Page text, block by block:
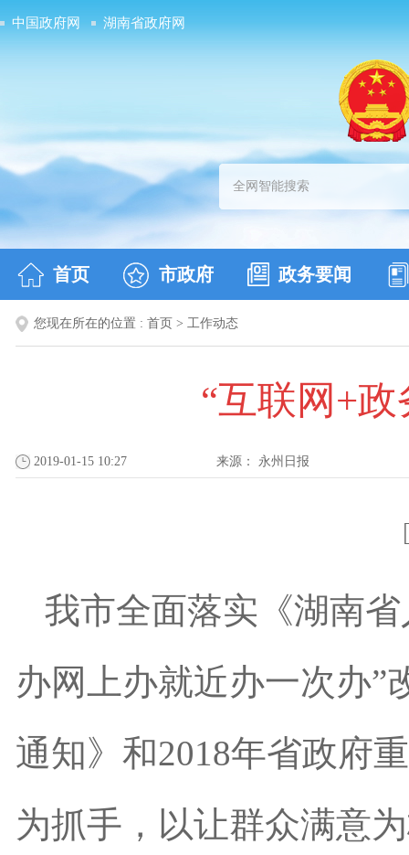
中国政府网 湖南省政府网
首页 市政府 政务要闻
您现在所在的位置 : 首页 > 工作动态
“互联网+
2019-01-15 10:27 来源： 永州日报
我市全面落实《湖南
办网上办就近办一次办”
通知》和2018年省政府
为抓手，以让群众满意